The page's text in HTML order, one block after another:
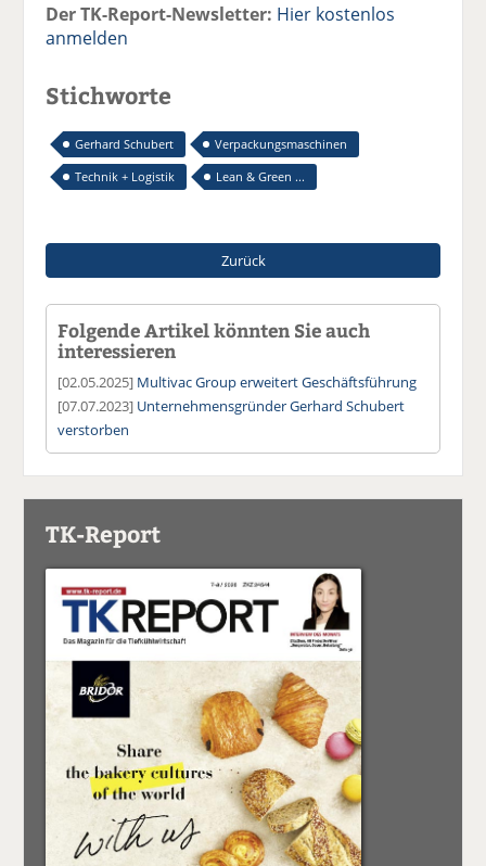
Der TK-Report-Newsletter: Hier kostenlos
anmelden
Stichworte
Gerhard Schubert
Verpackungsmaschinen
Technik + Logistik
Lean & Green ...
Zurück
Folgende Artikel könnten Sie auch
interessieren
[02.05.2025] Multivac Group erweitert Geschäftsführung
[07.07.2023] Unternehmensgründer Gerhard Schubert
verstorben
TK-Report